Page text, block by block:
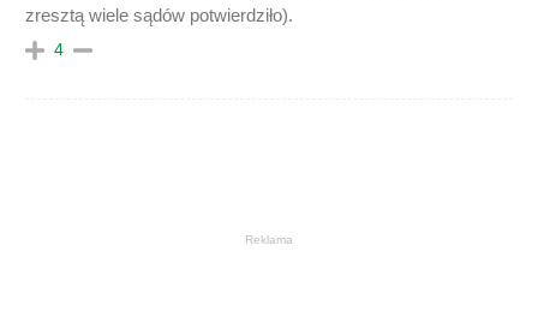
zresztą wiele sądów potwierdziło).
4
Reklama